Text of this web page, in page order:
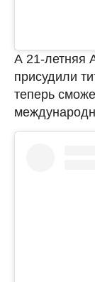
А 21-летняя
присудили
теперь